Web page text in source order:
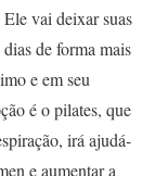
vai deixar suas
de forma mais
e em seu
é o pilates, que
irá ajudá-
e aumentar a